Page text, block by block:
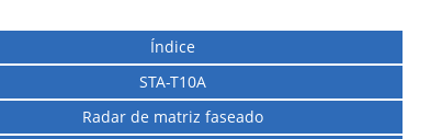
Índice
STA-T10A
Radar de matriz faseado